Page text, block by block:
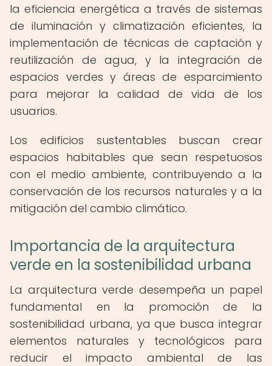
la eficiencia energética a través de sistemas
de iluminación y climatización eficientes, la
implementación de técnicas de captación y
reutilización de agua, y la integración de
espacios verdes y áreas de esparcimiento
para mejorar la calidad de vida de los
usuarios.
Los edificios sustentables buscan crear
espacios habitables que sean respetuosos
con el medio ambiente, contribuyendo a la
conservación de los recursos naturales y a la
mitigación del cambio climático.
Importancia de la arquitectura
verde en la sostenibilidad urbana
La arquitectura verde desempeña un papel
fundamental en la promoción de la
sostenibilidad urbana, ya que busca integrar
elementos naturales y tecnológicos para
reducir el impacto ambiental de las